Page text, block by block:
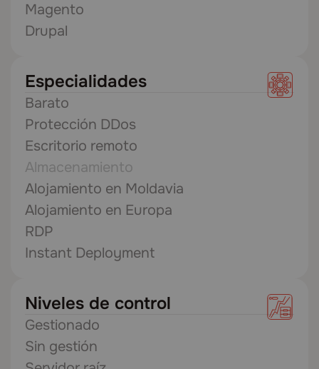
Magento
Drupal
Especialidades
Barato
Protección DDos
Escritorio remoto
Almacenamiento
Alojamiento en Moldavia
Alojamiento en Europa
RDP
Instant Deployment
Niveles de control
Gestionado
Sin gestión